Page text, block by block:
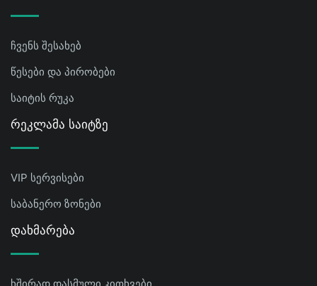
ჩვენს შესახებ
წესები და პირობები
საიტის რუკა
Რეკლამა Საიტზე
VIP სერვისები
საბანერო ზონები
Დახმარება
ხშირად დასმული კითხვები